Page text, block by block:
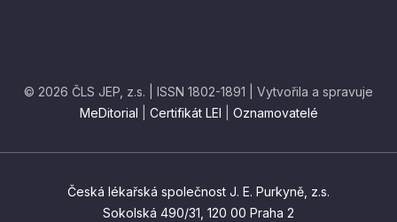
© 2026 ČLS JEP, z.s. | ISSN 1802-1891 | Vytvořila a spravuje
MeDitorial
Certifikát LEI Oznamovatelé
Česká lékařská společnost J. E. Purkyně, z.s.
Sokolská 490/31, 120 00 Praha 2